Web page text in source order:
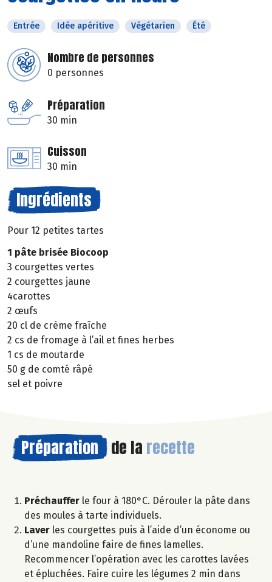
Entrée Idée apéritive Végétarien Été
Nombre de personnes
0 personnes
Préparation
30 min
Cuisson
30 min
Ingrédients
Pour 12 petites tartes
1 pâte brisée Biocoop
3 courgettes vertes
2 courgettes jaune
4carottes
2 œufs
20 cl de crème fraîche
2 cs de fromage à l’ail et fines herbes
1 cs de moutarde
50 g de comté râpé
sel et poivre
Préparation de la recette
Préchauffer le four à 180°C. Dérouler la pâte dans
des moules à tarte individuels.
Laver les courgettes puis à l’aide d’un économe ou
d’une mandoline faire de fines lamelles.
Recommencer l’opération avec les carottes lavées
et épluchées. Faire cuire les légumes 2 min dans